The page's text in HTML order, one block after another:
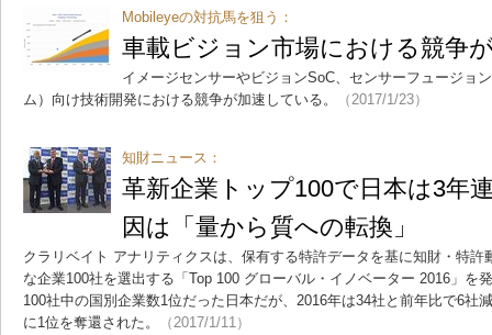
Mobileyeの対抗馬を狙う：
車載ビジョン市場における競争
イメージセンサーやビジョンSoC、センサーフュージョ
ム）向け技術開発における競争が加速している。
（2017/1/23）
知財ニュース：
革新企業トップ100で日本は3年
因は「量から質への転換」
クラリベイト アナリティクスは、保有する特許データを基に知財・特
な企業100社を選出する「Top 100 グローバル・イノベーター 2016」を
100社中の国別企業数1位だった日本だが、2016年は34社と前年比で6社
に1位を奪還された。
（2017/1/11）